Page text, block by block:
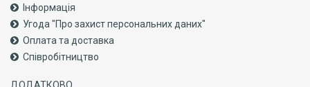
Інформація
Угода "Про захист персональних даних"
Оплата та доставка
Співробітництво